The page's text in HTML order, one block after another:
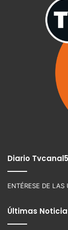
Diario Tvcanal5
ENTÉRESE DE LAS
Últimas